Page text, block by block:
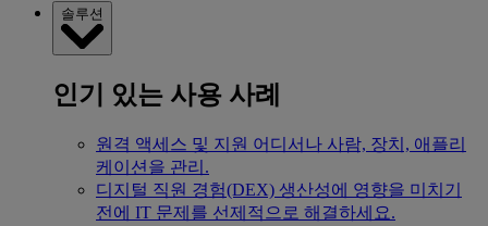
솔루션
인기 있는 사용 사례
원격 액세스 및 지원 어디서나 사람, 장치, 애플리
케이션을 관리.
디지털 직원 경험(DEX) 생산성에 영향을 미치기
전에 IT 문제를 선제적으로 해결하세요.